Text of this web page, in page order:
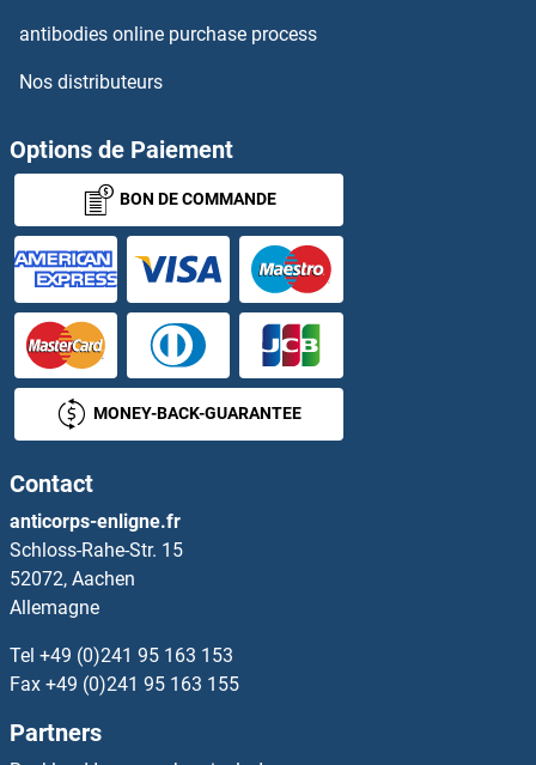
SHD Protéines
SHF Protéines
SHISA2 Protéines
SHISA3 Protéines
SHISA4 Protéines
SHISA5 Protéines
Shisa9 Protéines
SHMT1 Protéines
SHMT2 Protéines
SHoc2/Sur8 Protéines
Shootin-1 Protéines
SHOX Protéines
SHOX2 Protéines
antibodies online purchase process
Nos distributeurs
Options de Paiement
BON DE COMMANDE
MONEY-BACK-GUARANTEE
Contact
anticorps-enligne.fr
Schloss-Rahe-Str. 15
52072, Aachen
Allemagne
Tel +49 (0)241 95 163 153
Fax +49 (0)241 95 163 155
Partners